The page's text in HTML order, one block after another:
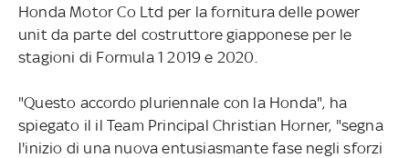
Honda Motor Co Ltd per la fornitura delle power
unit da parte del costruttore giapponese per le
stagioni di Formula 1 2019 e 2020.
"Questo accordo pluriennale con la Honda", ha
spiegato il il Team Principal Christian Horner, "segna
l'inizio di una nuova entusiasmante fase negli sforzi